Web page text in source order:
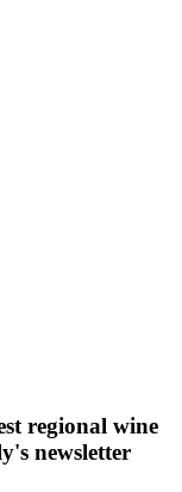
regional wine
newsletter